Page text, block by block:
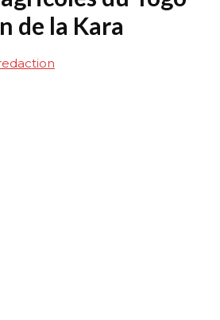
de la Kara